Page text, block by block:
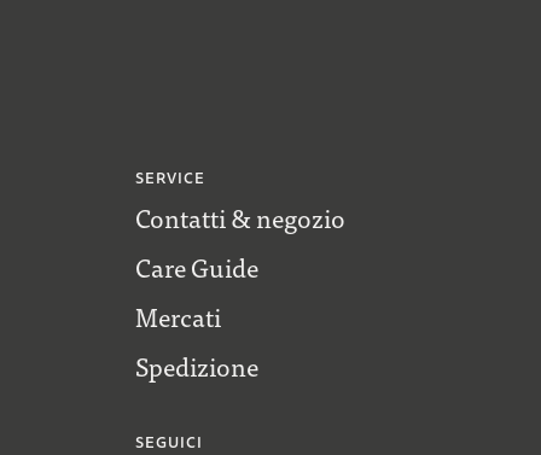
SERVICE
Contatti & negozio
Care Guide
Mercati
Spedizione
SEGUICI